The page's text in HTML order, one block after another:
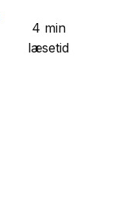
4 min
læsetid